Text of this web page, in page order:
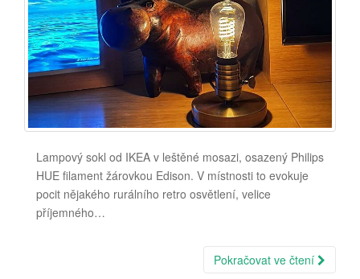
Lampový sokl od IKEA v leštěné mosazi, osazený Philips
HUE filament žárovkou Edison. V místnosti to evokuje
pocit nějakého rurálního retro osvětlení, velice
příjemného…
Pokračovat ve čtení